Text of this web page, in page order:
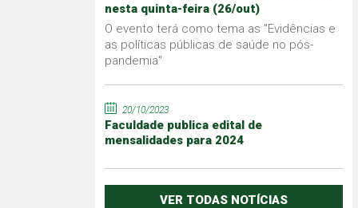
nesta quinta-feira (26/out)
O evento terá como tema as "Evidências e
as políticas públicas de saúde no pós-
pandemia"
20/10/2023
Faculdade publica edital de
mensalidades para 2024
VER TODAS NOTÍCIAS